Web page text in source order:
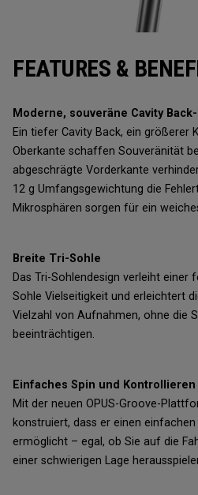
FEATURES &
Moderne, souveräne Cavity
Ein tiefer Cavity Back, ein größerer
Oberkante schaffen Souveränität
abgeschrägte Vorderkante
12 g Umfangsgewichtung die
Mikrosphären sorgen für ein
Breite Tri-Sohle
Das Tri-Sohlendesign verleiht einer
Sohle Vielseitigkeit und erleichtert
Vielzahl von Aufnahmen, ohne die
beeinträchtigen.
Einfaches Spin und Kontrollieren
Mit der neuen OPUS-Groove-
konstruiert, dass er einen
ermöglicht – egal, ob Sie auf die
einer schwierigen Lage